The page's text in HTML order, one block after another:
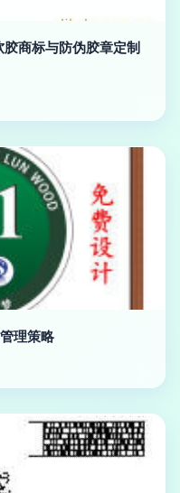
商标与防伪胶章定制
理策略